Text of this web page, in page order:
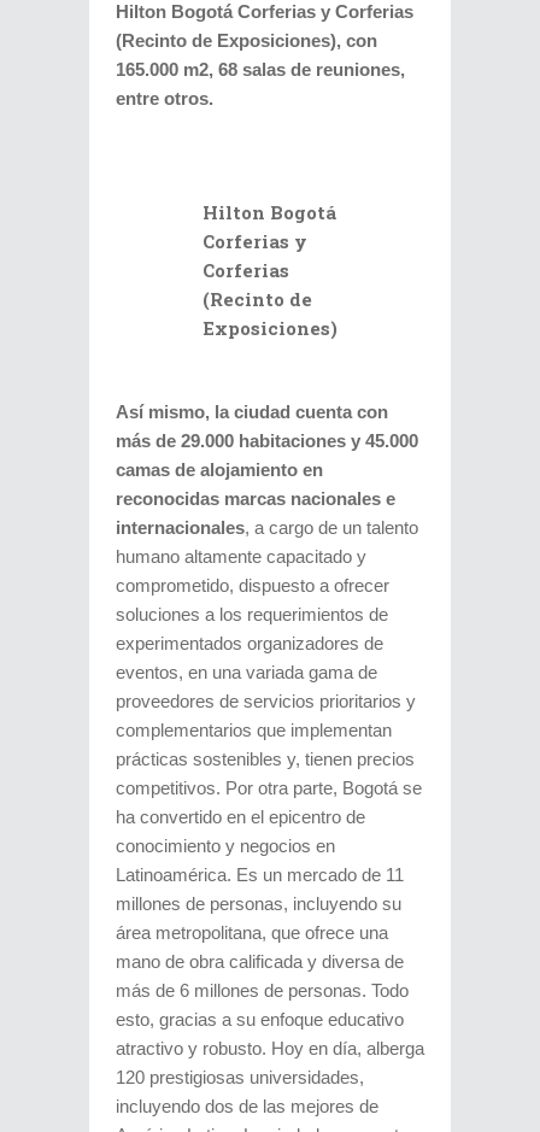
Hilton Bogotá Corferias y Corferias
(Recinto de Exposiciones), con
165.000 m2, 68 salas de reuniones,
entre otros.
Hilton Bogotá
Corferias y
Corferias
(Recinto de
Exposiciones)
Así mismo, la ciudad cuenta con
más de 29.000 habitaciones y 45.000
camas de alojamiento en
reconocidas marcas nacionales e
internacionales, a cargo de un talento
humano altamente capacitado y
comprometido, dispuesto a ofrecer
soluciones a los requerimientos de
experimentados organizadores de
eventos, en una variada gama de
proveedores de servicios prioritarios y
complementarios que implementan
prácticas sostenibles y, tienen precios
competitivos. Por otra parte, Bogotá se
ha convertido en el epicentro de
conocimiento y negocios en
Latinoamérica. Es un mercado de 11
millones de personas, incluyendo su
área metropolitana, que ofrece una
mano de obra calificada y diversa de
más de 6 millones de personas. Todo
esto, gracias a su enfoque educativo
atractivo y robusto. Hoy en día, alberga
120 prestigiosas universidades,
incluyendo dos de las mejores de